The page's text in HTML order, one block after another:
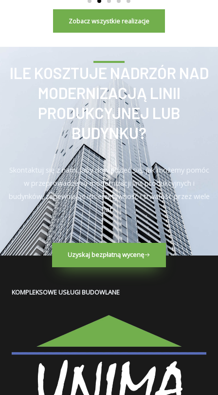
Zobacz wszystkie realizacje
ILE KOSZTUJE NADRZÓR NAD
MODERNIZACJĄ LINII
PRODUKCYJNEJ LUB
BUDYNKU?
Skontaktuj się z nami, aby dowiedzieć się, jak możemy pomóc
w przeprowadzeniu modernizacji linii produkcyjnych i
budynków, zapewniając ich efektywność i trwałość przez wiele
lat.
Uzyskaj bezpłatną wycenę
KOMPLEKSOWE USŁUGI BUDOWLANE